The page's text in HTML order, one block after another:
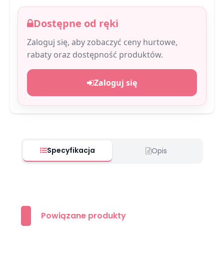
Dostępne od ręki
Zaloguj się, aby zobaczyć ceny hurtowe,
rabaty oraz dostępność produktów.
Zaloguj się
Specyfikacja Opis
Powiązane produkty